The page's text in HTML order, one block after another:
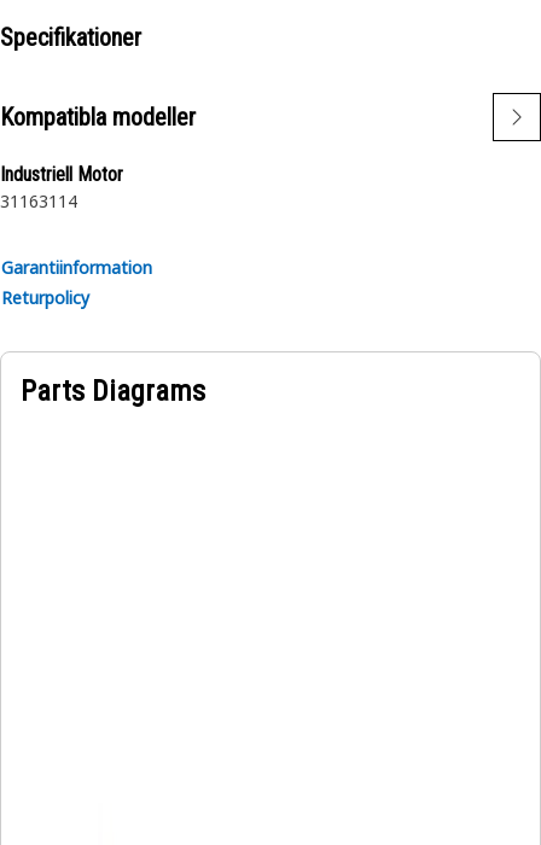
Specifikationer
Kompatibla modeller
Industriell Motor
31163114
Garantiinformation
Returpolicy
Parts Diagrams